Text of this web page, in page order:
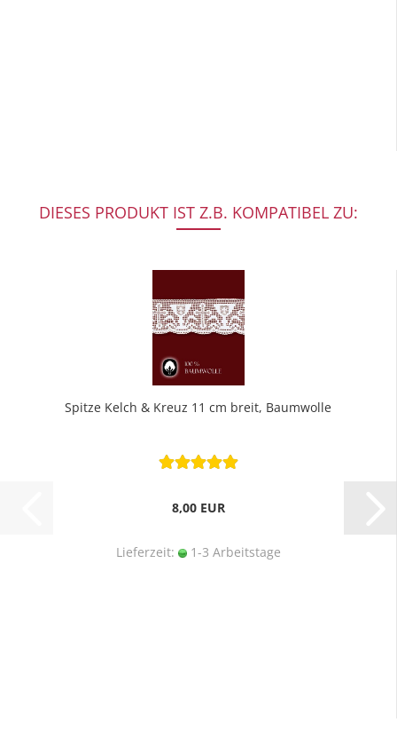
DIESES PRODUKT IST Z.B. KOMPATIBEL ZU:
Spitze Kelch & Kreuz 11 cm breit, Baumwolle
8,00 EUR
Lieferzeit: 1-3 Arbeitstage